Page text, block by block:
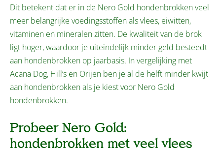
Dit betekent dat er in de Nero Gold hondenbrokken veel
meer belangrijke voedingsstoffen als vlees, eiwitten,
vitaminen en mineralen zitten. De kwaliteit van de brok
ligt hoger, waardoor je uiteindelijk minder geld besteedt
aan hondenbrokken op jaarbasis. In vergelijking met
Acana Dog, Hill’s en Orijen ben je al de helft minder kwijt
aan hondenbrokken als je kiest voor Nero Gold
hondenbrokken.
Probeer Nero Gold:
hondenbrokken met veel vlees